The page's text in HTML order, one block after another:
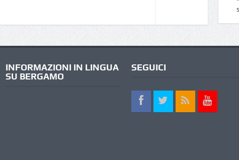
INFORMAZIONI IN LINGUA
SU BERGAMO
SEGUICI